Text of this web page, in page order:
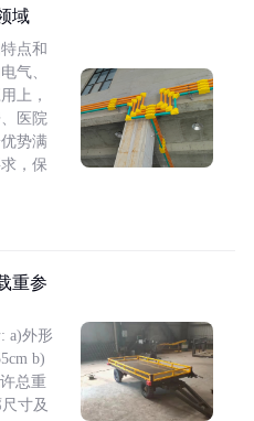
域
点和
气、
上，
医院
势满
，保
重参
a)外形
b)
总重
寸及